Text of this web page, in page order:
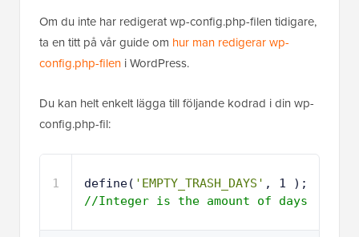
Om du inte har redigerat wp-config.php-filen tidigare,
ta en titt på vår guide om hur man redigerar wp-
config.php-filen i WordPress.
Du kan helt enkelt lägga till följande kodrad i din wp-
config.php-fil:
1 define( 'EMPTY_TRASH_DAYS'
//Integer is the amount of days